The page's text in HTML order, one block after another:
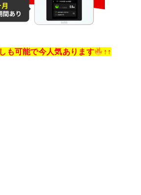
も可能で今人気あります ↑↑